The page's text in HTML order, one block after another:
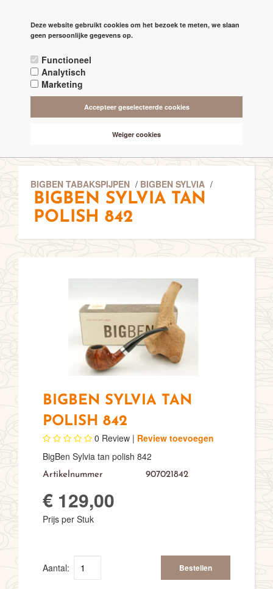
check RECHTSTREEKS VAN DE 'MAKERS'
check
check ONLINE VEILIG & SNEL BETALEN
BIGBEN TABAKSPIJPEN / BIGBEN SYLVIA /
BIGBEN SYLVIA TAN
POLISH 842
BIGBEN SYLVIA TAN
POLISH 842
0 Review | Review toevoegen
BigBen Sylvia tan polish 842
Artikelnummer 907021842
€ 129,00
Prijs per Stuk
Aantal: Bestellen
Deze website gebruikt cookies om het bezoek te meten, we slaan
geen persoonlijke gegevens op.
Functioneel
Analytisch
Marketing
Accepteer geselecteerde cookies
Weiger cookies